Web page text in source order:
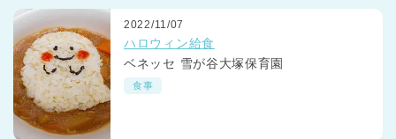
2022/11/07
ハロウィン給食
ベネッセ 雪が谷大塚保育園
食事